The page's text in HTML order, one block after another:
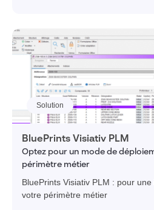
Solution
BluePrints Visiativ PLM
Optez pour un mode de
périmètre métier
BluePrints Visiativ PLM : pour
votre périmètre métier